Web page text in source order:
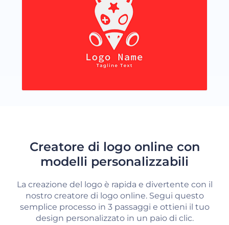
Creatore di logo online con
modelli personalizzabili
La creazione del logo è rapida e divertente con il
nostro creatore di logo online. Segui questo
semplice processo in 3 passaggi e ottieni il tuo
design personalizzato in un paio di clic.